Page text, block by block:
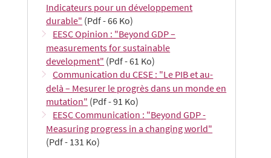
Indicateurs pour un développement
durable" (Pdf - 66 Ko)
EESC Opinion : "Beyond GDP –
measurements for sustainable
development" (Pdf - 61 Ko)
Communication du CESE : "Le PIB et au-
delà – Mesurer le progrès dans un monde en
mutation" (Pdf - 91 Ko)
EESC Communication : "Beyond GDP -
Measuring progress in a changing world"
(Pdf - 131 Ko)